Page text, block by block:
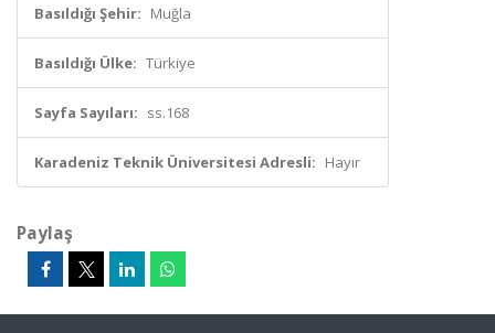
Basıldığı Şehir: Muğla
Basıldığı Ülke: Türkiye
Sayfa Sayıları: ss.168
Karadeniz Teknik Üniversitesi Adresli: Hayır
Paylaş